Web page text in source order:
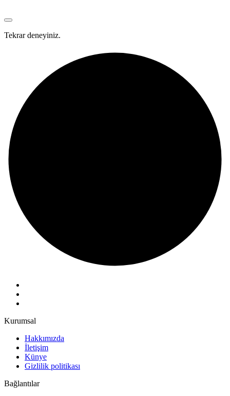
Tekrar deneyiniz.
Kurumsal
Hakkımızda
İletişim
Künye
Gizlilik politikası
Bağlantılar